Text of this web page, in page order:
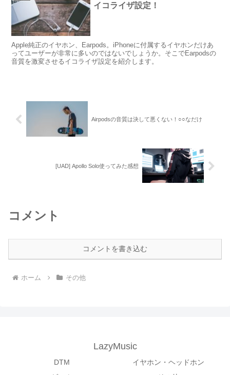
イコライザ設定！
Apple純正のイヤホン、Earpods。iPhoneに付属するイヤホンだけあ
ってユーザーが非常に多いのではないでしょうか。そこでEarpodsの
音質を激変させるイコライザ設定を紹介します。
Airpodsの音質は決して悪くない！○○なだけ
[UAD] Apollo Solo使ってみた感想
コメント
コメントを書き込む
ホーム その他
LazyMusic
DTM
イヤホン・ヘッドホン